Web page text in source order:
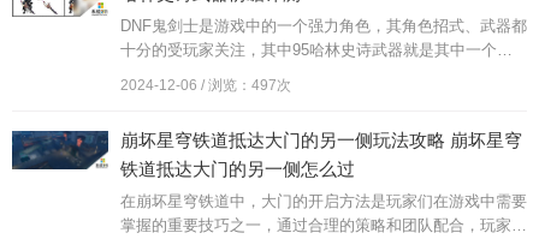
DNF鬼剑士是游戏中的一个强力角色，其角色招式、武器都
十分的受玩家关注，其中95哈林史诗武器就是其中一个强
力武器，其详细属性，为玩家提供了重要参考，而DNF鬼剑
士95哈林史诗武器前瞻评测则从全面的角度对该武器进行
的出现，无疑为广大鬼剑士玩家带来了宝贵的指导和帮助。
2024-12-06 / 浏览：497次
崩坏星穹铁道抵达大门的另一侧玩法攻略 崩坏星穹
铁道抵达大门的另一侧怎么过
在崩坏星穹铁道中，大门的开启方法是玩家们在游戏中需要
掌握的重要技巧之一，通过合理的策略和团队配合，玩家们